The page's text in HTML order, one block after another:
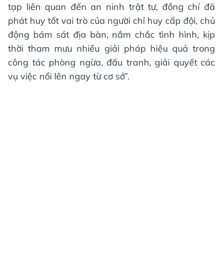
tạp liên quan đến an ninh trật tự, đồng chí đã
phát huy tốt vai trò của người chỉ huy cấp đội, chủ
động bám sát địa bàn, nắm chắc tình hình, kịp
thời tham mưu nhiều giải pháp hiệu quả trong
công tác phòng ngừa, đấu tranh, giải quyết các
vụ việc nổi lên ngay từ cơ sở”.